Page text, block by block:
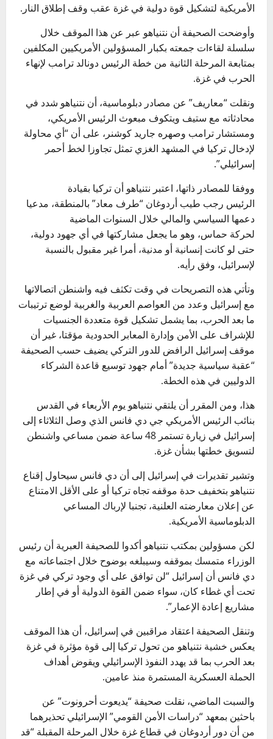
الأمريكية لتشكيل قوة دولية في غزة عقب وقف إطلاق النار.
وأوضحت الصحيفة أن نتنياهو عبر عن هذا الموقف خلال
سلسلة لقاءات جمعته بكبار المسؤولين الأمريكيين المكلفين
بمتابعة المرحلة الثانية من خطة الرئيس دونالد ترامب لإنهاء
الحرب في غزة.
ونقلت “معاريف” عن مصادر دبلوماسية، أن نتنياهو شدد في
محادثاته مع ستيف ويتكوف مبعوث الرئيس الأمريكي،
ومستشار ترامب وصهره جاريد كوشنر، على أن “أي محاولة
لإدخال تركيا في المشهد الغزي تمثل تجاوزا لخط أحمر
إسرائيلي”.
ووفقا للمصادر ذاتها، اعتبر نتنياهو أن تركيا بقيادة
الرئيس رجب طيب أردوغان “طرف معاد” بالمنطقة، مدعيا
دعمها السياسي والمالي خلال السنوات الماضية
لحركة حماس، وهو ما يجعل مشاركتها في أي جهود دولية،
حتى لو كانت إنسانية أو مدنية، أمرا غير مقبول بالنسبة
لإسرائيل، وفق رأيه.
وتأتي هذه التصريحات في وقت تكثف فيه واشنطن اتصالاتها
مع إسرائيل وعدد من العواصم العربية والغربية لوضع ترتيبات
ما بعد الحرب، بما يشمل تشكيل قوة متعددة الجنسيات
للإشراف على الأمن وإدارة المعابر الحدودية مؤقتا، غير أن
موقف إسرائيل الرافض للدور التركي يضيف حسب الصحيفة
“عقبة سياسية جديدة” أمام جهود توسيع قاعدة الشركاء
الدوليين في هذه الخطة.
هذا، ومن المقرر أن يلتقي نتنياهو يوم الأربعاء في القدس
بنائب الرئيس الأمريكي جي دي فانس الذي وصل الثلاثاء إلى
إسرائيل في زيارة تستمر 48 ساعة ضمن مساعي واشنطن
لتسويق خطتها بشأن غزة.
وتشير تقديرات في إسرائيل إلى أن دي فانس سيحاول إقناع
نتنياهو بتخفيف حدة موقفه تجاه تركيا أو على الأقل الامتناع
عن إعلان معارضته العلنية، تجنبا لإرباك المساعي
الدبلوماسية الأمريكية.
لكن مسؤولين بمكتب نتنياهو أكدوا للصحيفة العبرية أن رئيس
الوزراء متمسك بموقفه وسيبلغه بوضوح خلال اجتماعاته مع
دي فانس أن إسرائيل “لن توافق على أي وجود تركي في غزة
تحت أي غطاء كان، سواء ضمن القوة الدولية أو في إطار
مشاريع إعادة الإعمار”.
وتنقل الصحيفة اعتقاد مراقبين في إسرائيل، أن هذا الموقف
يعكس خشية نتنياهو من تحول تركيا إلى قوة مؤثرة في غزة
بعد الحرب بما قد يهدد النفوذ الإسرائيلي ويقوض أهداف
الحملة العسكرية المستمرة منذ عامين.
والسبت الماضي، نقلت صحيفة “يديعوت أحرونوت” عن
باحثين بمعهد “دراسات الأمن القومي” الإسرائيلي تحذيرهما
من أن دور أردوغان في قطاع غزة خلال المرحلة المقبلة “قد